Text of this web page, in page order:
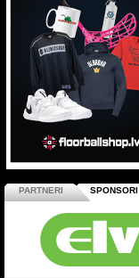
PARTNERI SPONSORI